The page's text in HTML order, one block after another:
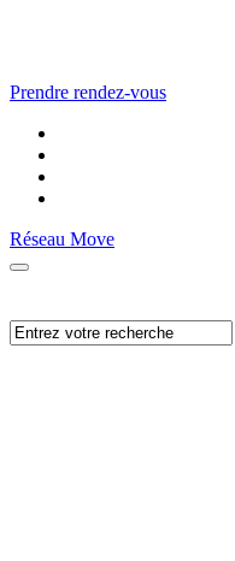
Prendre rendez-vous
Réseau Move